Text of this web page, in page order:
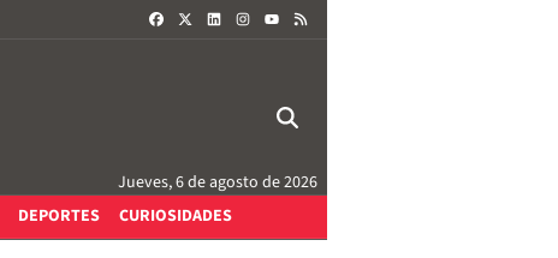
FACEBOOKLINKEDININSTAGRAM
Jueves, 6 de agosto de 2026
DEPORTES CURIOSIDADES